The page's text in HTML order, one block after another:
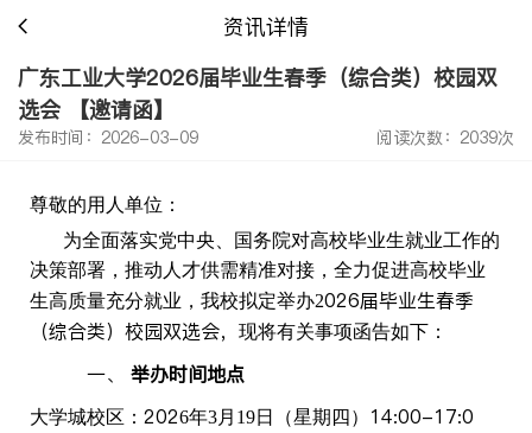
资讯详情
广东工业大学2026届毕业生春季（综合类）校园双
选会 【邀请函】
发布时间：2026-03-09 阅读次数：2039次
尊敬的用人单位 ：
为全面落实党中央、国务院对高校毕业生就业工作的
决策部署，推动人才供需精准对接，全力促进高校毕业
生高质量充分就业，我校拟定举办2026届毕业生春季
（综合类）校园双选会，
现将有关事项函告如下：
一、 举办时间地点
大学城校区 ： 2026年3月 19日 （星期 四 ）
14:00-17:0